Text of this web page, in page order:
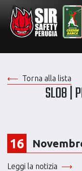
Torna alla lista
SL08 |
16
Leggi la notizia